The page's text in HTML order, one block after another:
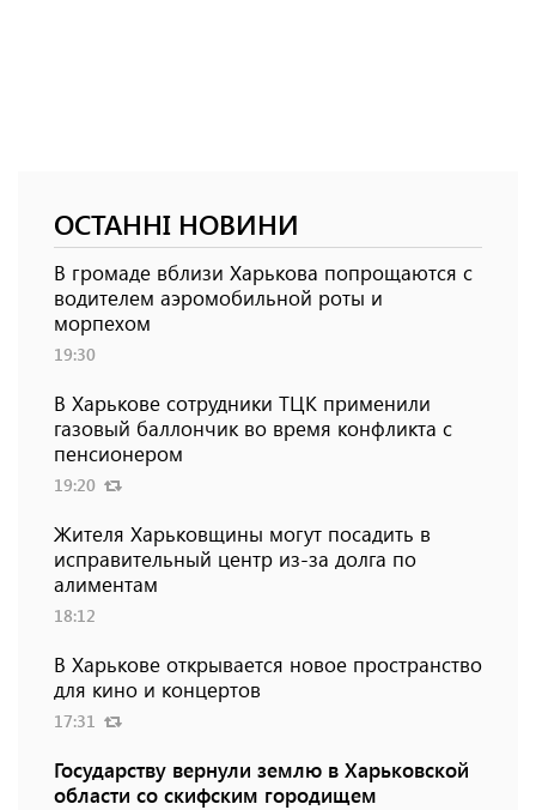
ОСТАННІ НОВИНИ
В громаде вблизи Харькова попрощаются с
водителем аэромобильной роты и
морпехом
19:30
В Харькове сотрудники ТЦК применили
газовый баллончик во время конфликта с
пенсионером
19:20
Жителя Харьковщины могут посадить в
исправительный центр из-за долга по
алиментам
18:12
В Харькове открывается новое пространство
для кино и концертов
17:31
Государству вернули землю в Харьковской
области со скифским городищем